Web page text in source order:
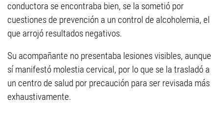
conductora se encontraba bien, se la sometió por
cuestiones de prevención a un control de alcoholemia, el
que arrojó resultados negativos.
Su acompañante no presentaba lesiones visibles, aunque
sí manifestó molestia cervical, por lo que se la trasladó a
un centro de salud por precaución para ser revisada más
exhaustivamente.